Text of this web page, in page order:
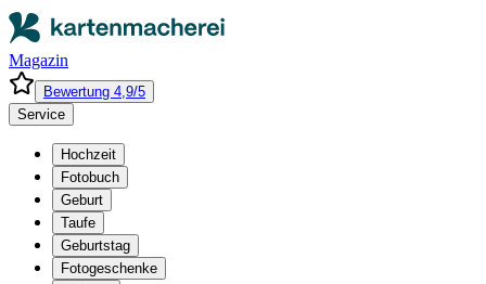
Magazin
Bewertung 4,9/5
Service
Hochzeit
Fotobuch
Geburt
Taufe
Geburtstag
Fotogeschenke